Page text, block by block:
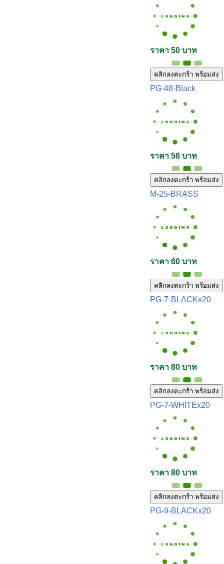
ราคา 50 บาท
คลิกลงตะกร้า พร้อมส่ง
PG-48-Black
ราคา 58 บาท
คลิกลงตะกร้า พร้อมส่ง
M-25-BRASS
ราคา 60 บาท
คลิกลงตะกร้า พร้อมส่ง
PG-7-BLACKx20
ราคา 80 บาท
คลิกลงตะกร้า พร้อมส่ง
PG-7-WHITEx20
ราคา 80 บาท
คลิกลงตะกร้า พร้อมส่ง
PG-9-BLACKx20